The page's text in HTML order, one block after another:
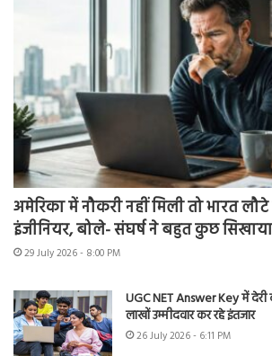
अमेरिका में नौकरी नहीं मिली तो भारत
इंजीनियर, बोले- संघर्ष ने बहुत कुछ सिखाया
29 July 2026 - 8:00 PM
UGC NET Answer Key में
लाखों उम्मीदवार कर रहे इंतजार
26 July 2026 - 6:11 PM